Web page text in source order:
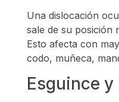
Una dislocación
sale de su posición
Esto afecta con
codo, muñeca,
Esguince